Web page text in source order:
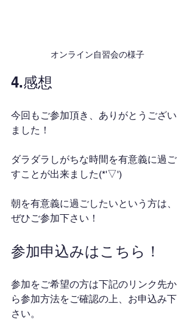
オンライン自習会の様子
4.感想
今回もご参加頂き、ありがとうござい
ました！
ダラダラしがちな時間を有意義に過ご
すことが出来ました(*'▽')
朝を有意義に過ごしたいという方は、
ぜひご参加下さい！
参加申込みはこちら！
参加をご希望の方は下記のリンク先か
ら参加方法をご確認の上、お申込み下
さい。